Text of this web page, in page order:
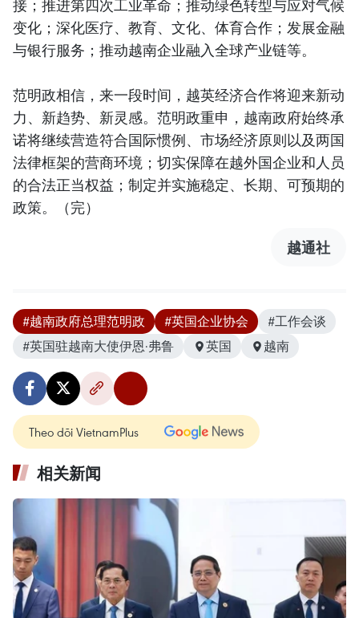
接；推进第四次工业革命；推动绿色转型与应对气候
变化；深化医疗、教育、文化、体育合作；发展金融
与银行服务；推动越南企业融入全球产业链等。
范明政相信，来一段时间，越英经济合作将迎来新动
力、新趋势、新灵感。范明政重申，越南政府始终承
诺将继续营造符合国际惯例、市场经济原则以及两国
法律框架的营商环境；切实保障在越外国企业和人员
的合法正当权益；制定并实施稳定、长期、可预期的
政策。（完）
越通社
#越南政府总理范明政 #英国企业协会
#工作会谈
#英国驻越南大使伊恩·弗鲁
英国 越南
Theo dõi VietnamPlus
相关新闻